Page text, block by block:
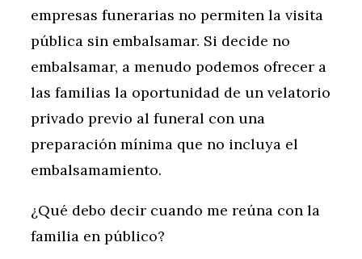
empresas funerarias no permiten la visita
pública sin embalsamar. Si decide no
embalsamar, a menudo podemos ofrecer a
las familias la oportunidad de un velatorio
privado previo al funeral con una
preparación mínima que no incluya el
embalsamamiento.
¿Qué debo decir cuando me reúna con la
familia en público?